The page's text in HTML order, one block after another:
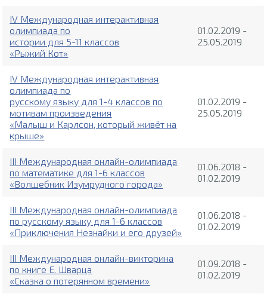
IV Международная интерактивная
олимпиада по
истории для 5-11 классов
«Рыжий Кот»
01.02.2019 -
25.05.2019
IV Международная интерактивная
олимпиада по
русскому языку для 1-4 классов по
мотивам произведения
«Малыш и Карлсон, который живёт на
крыше»
01.02.2019 -
25.05.2019
III Международная онлайн-олимпиада
по математике для 1-6 классов
«Волшебник Изумрудного города»
01.06.2018 -
01.02.2019
III Международная онлайн-олимпиада
по русскому языку для 1-6 классов
«Приключения Незнайки и его друзей»
01.06.2018 -
01.02.2019
III Международная онлайн-викторина
по книге Е. Шварца
«Сказка о потерянном времени»
01.09.2018 -
01.02.2019